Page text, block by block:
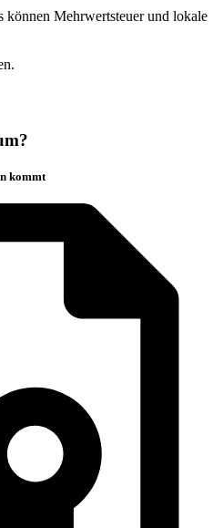
können Mehrwertsteuer und lokale
kommt